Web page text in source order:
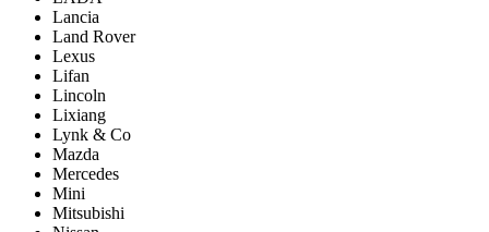
Lancia
Land Rover
Lexus
Lifan
Lincoln
Lixiang
Lynk & Co
Mazda
Mercedes
Mini
Mitsubishi